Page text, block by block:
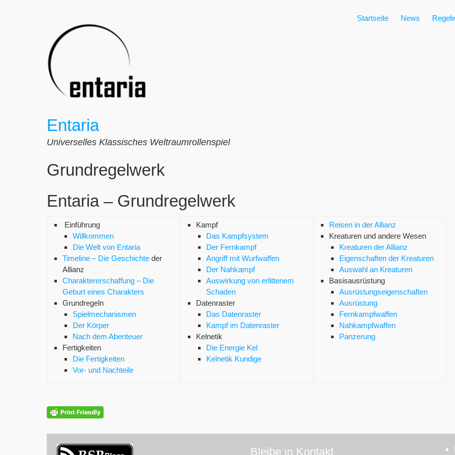
Entaria
Universelles Klassisches Weltraumrollenspiel
Startseite News
Grundregelwerk
Entaria – Grundregelwerk
Einführung
Willkommen
Die Welt von Entaria
Timeline – Die Geschichte der
Allianz
Charaktererschaffung – Die
Geburt eines Charakters
Grundregeln
Spielmechanismen
Der Körper
Nach dem Abenteuer
Fertigkeiten
Die Fertigkeiten
Vor- und Nachteile
Kampf
Das Kampfsystem
Der Fernkampf
Angriff mit Wurfwaffen
Der Nahkampf
Auswirkung von erlittenem
Schaden
Datenraster
Das Datenraster
Kampf im Datenraster
Kelnetik
Die Energie Kel
Kelnetik Kundige
Reisen in der Allianz
Kreaturen und andere Wesen
Kreaturen der Allianz
Eigenschaften der Kreaturen
Auswahl an Kreaturen
Basisausrüstung
Ausrüstungseigenschaften
Ausrüstung
Fernkampfwaffen
Nahkampfwaffen
Panzerung
Bleibe in Kontakt